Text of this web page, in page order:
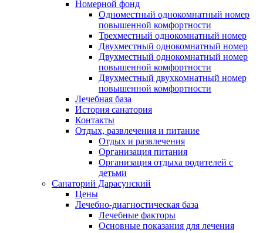
Номерной фонд
Одноместный однокомнатный номер
повышенной комфортности
Трехместный однокомнатный номер
Двухместный однокомнатный номер
Двухместный однокомнатный номер
повышенной комфортности
Двухместный двухкомнатный номер
повышенной комфортности
Лечебная база
История санатория
Контакты
Отдых, развлечения и питание
Отдых и развлечения
Организация питания
Организация отдыха родителей с
детьми
Санаторий Дарасунский
Цены
Лечебно-диагностическая база
Лечебные факторы
Основные показания для лечения